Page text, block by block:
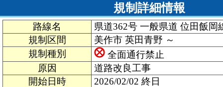
規制詳細情報
路線名
県道362号 一般県道 位田飯岡
規制区間
美作市 英田青野 ～
規制種別
全面通行禁止
原因
道路改良工事
開始日時
2026/02/02 終日